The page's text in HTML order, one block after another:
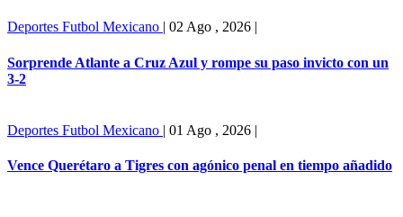
Deportes Futbol Mexicano | 02 Ago , 2026 |
Sorprende Atlante a Cruz Azul y rompe su paso invicto con un
3-2
Deportes Futbol Mexicano | 01 Ago , 2026 |
Vence Querétaro a Tigres con agónico penal en tiempo añadido